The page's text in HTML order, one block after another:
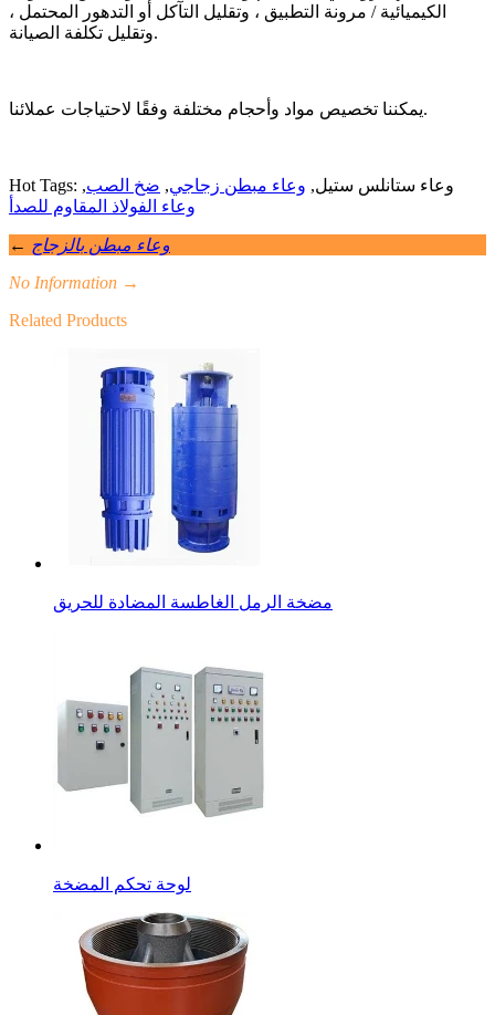
الكيميائية / مرونة التطبيق ، وتقليل التآكل أو التدهور المحتمل ،
وتقليل تكلفة الصيانة.
يمكننا تخصيص مواد وأحجام مختلفة وفقًا لاحتياجات عملائنا.
Hot Tags: وعاء ستانلس ستيل, وعاء مبطن زجاجي, ضخ الصب,
وعاء الفولاذ المقاوم للصدأ
← وعاء مبطن بالزجاج
No Information →
Related Products
مضخة الرمل الغاطسة المضادة للحريق
لوحة تحكم المضخة